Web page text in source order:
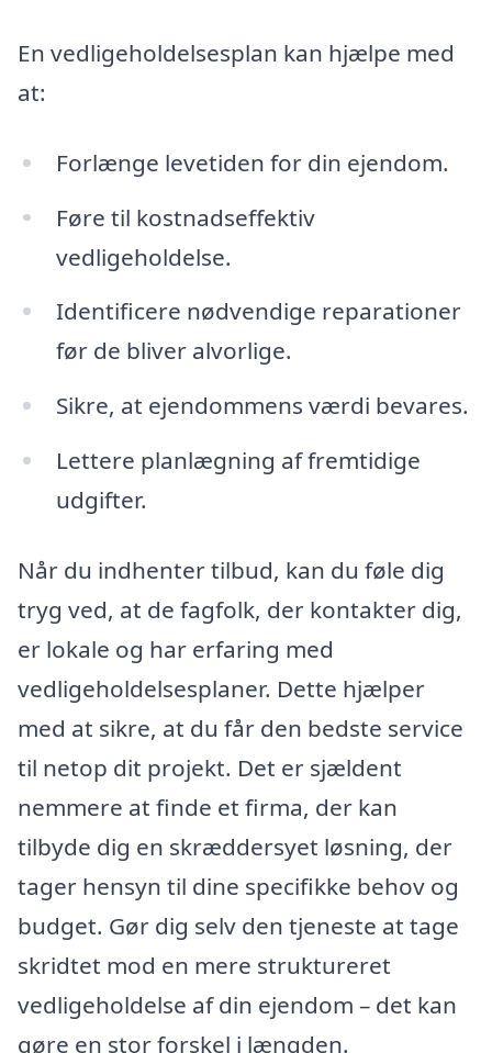
En vedligeholdelsesplan kan hjælpe med
at:
Forlænge levetiden for din ejendom.
Føre til kostnadseffektiv
vedligeholdelse.
Identificere nødvendige reparationer
før de bliver alvorlige.
Sikre, at ejendommens værdi bevares.
Lettere planlægning af fremtidige
udgifter.
Når du indhenter tilbud, kan du føle dig
tryg ved, at de fagfolk, der kontakter dig,
er lokale og har erfaring med
vedligeholdelsesplaner. Dette hjælper
med at sikre, at du får den bedste service
til netop dit projekt. Det er sjældent
nemmere at finde et firma, der kan
tilbyde dig en skræddersyet løsning, der
tager hensyn til dine specifikke behov og
budget. Gør dig selv den tjeneste at tage
skridtet mod en mere struktureret
vedligeholdelse af din ejendom – det kan
gøre en stor forskel i længden.